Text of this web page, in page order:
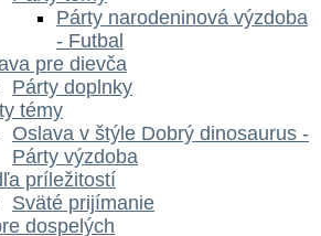
Párty narodeninová výzdoba
- Futbal
pre dievča
Párty doplnky
témy
Oslava v štýle Dobrý dinosaurus -
Párty výzdoba
príležitostí
Sväté prijímanie
dospelých